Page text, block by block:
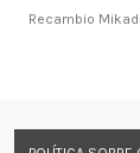
Recambio